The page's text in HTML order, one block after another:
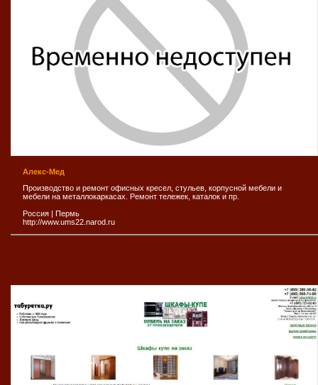
Алекс-Мед
Производство и ремонт офисных кресел, стульев, корпусной мебели и
мебели на металлокаркасах. Ремонт тележек, каталок и пр.
Россия | Пермь
http://www.ums22.narod.ru